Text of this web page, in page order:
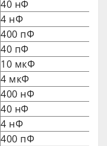
40 нФ
4 нФ
400 пФ
40 пФ
10 мкФ
4 мкФ
400 нФ
40 нФ
4 нФ
400 пФ